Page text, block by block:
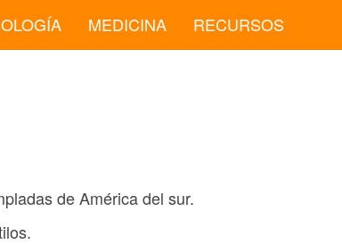
MEDICINA RECURSOS
de América del sur.